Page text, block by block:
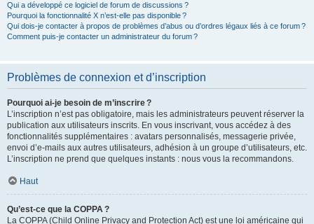
Qui a développé ce logiciel de forum de discussions ?
Pourquoi la fonctionnalité X n’est-elle pas disponible ?
Qui dois-je contacter à propos de problèmes d’abus ou d’ordres légaux liés à ce forum ?
Comment puis-je contacter un administrateur du forum ?
Problèmes de connexion et d’inscription
Pourquoi ai-je besoin de m’inscrire ?
L’inscription n’est pas obligatoire, mais les administrateurs peuvent réserver la
publication aux utilisateurs inscrits. En vous inscrivant, vous accédez à des
fonctionnalités supplémentaires : avatars personnalisés, messagerie privée,
envoi d’e-mails aux autres utilisateurs, adhésion à un groupe d’utilisateurs, etc.
L’inscription ne prend que quelques instants : nous vous la recommandons.
Haut
Qu’est-ce que la COPPA ?
La COPPA (Child Online Privacy and Protection Act) est une loi américaine qui